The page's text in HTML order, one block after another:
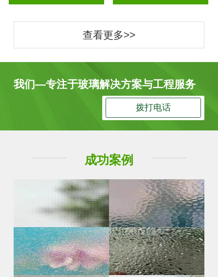
查看更多>>
我们—专注于玻璃解决方案与工程服务
拨打电话
成功案例